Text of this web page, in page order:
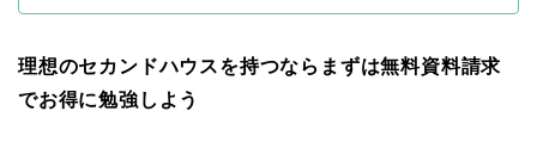
理想のセカンドハウスを持つならまずは無料資料請求
でお得に勉強しよう